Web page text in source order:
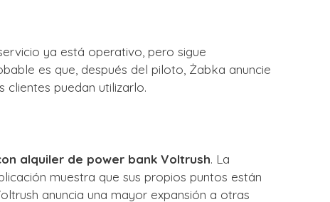
ya está operativo, pero sigue
es que, después del piloto, Żabka anuncie
puedan utilizarlo.
alquiler de power bank Voltrush. La
muestra que sus propios puntos están
anuncia una mayor expansión a otras